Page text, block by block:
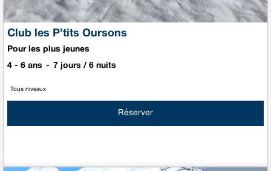
Club les P’tits Oursons
Pour les plus jeunes
4 - 6 ans 7 jours / 6 nuits
Tous niveaux
Réserver